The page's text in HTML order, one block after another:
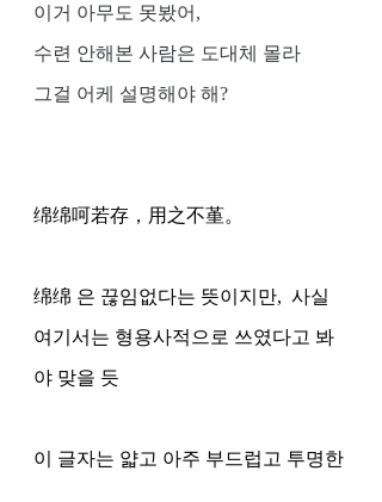
이거 아무도 못봤어,
수련 안해본 사람은 도대체 몰라
그걸 어케 설명해야 해?
绵绵呵若存，用之不堇。
绵绵 은 끊임없다는 뜻이지만,  사실
여기서는 형용사적으로 쓰였다고 봐
야 맞을 듯
이 글자는 얇고 아주 부드럽고 투명한